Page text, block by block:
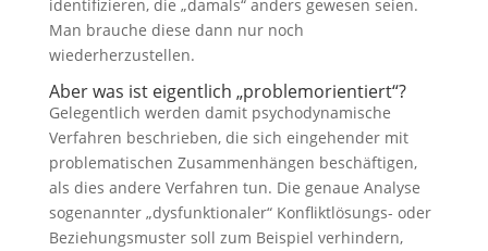
identifizieren, die „damals“ anders gewesen seien.
Man brauche diese dann nur noch
wiederherzustellen.
Aber was ist eigentlich „problemorientiert“?
Gelegentlich werden damit psychodynamische
Verfahren beschrieben, die sich eingehender mit
problematischen Zusammenhängen beschäftigen,
als dies andere Verfahren tun. Die genaue Analyse
sogenannter „dysfunktionaler“ Konfliktlösungs- oder
Beziehungsmuster soll zum Beispiel verhindern,